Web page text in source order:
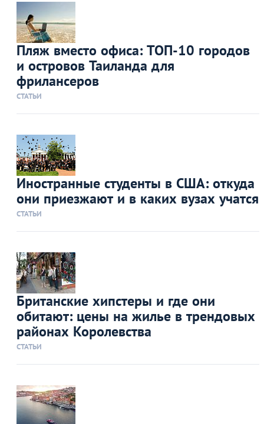
Пляж вместо офиса: ТОП-10 городов
и островов Таиланда для
фрилансеров
СТАТЬИ
Иностранные студенты в США: откуда
они приезжают и в каких вузах учатся
СТАТЬИ
Британские хипстеры и где они
обитают: цены на жилье в трендовых
районах Королевства
СТАТЬИ